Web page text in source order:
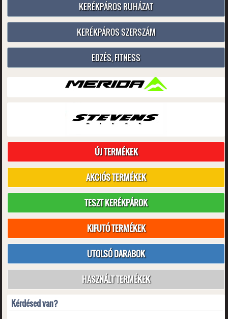
KERÉKPÁROS RUHÁZAT
KERÉKPÁROS SZERSZÁM
EDZÉS, FITNESS
ÚJ TERMÉKEK
AKCIÓS TERMÉKEK
TESZT KERÉKPÁROK
KIFUTÓ TERMÉKEK
UTOLSÓ DARABOK
HASZNÁLT TERMÉKEK
Kérdésed van?